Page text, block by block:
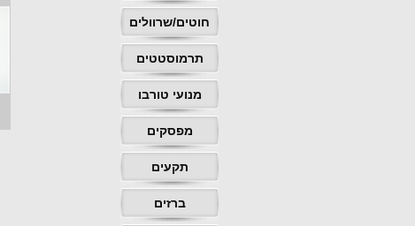
חוטים/שרוולים
תרמוסטטים
מנועי טורבו
מפסקים
תקעים
ברזים